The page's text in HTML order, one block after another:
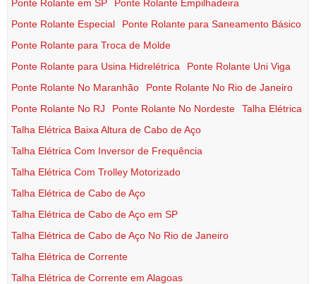
Ponte Rolante em SP
Ponte Rolante Empilhadeira
Ponte Rolante Especial
Ponte Rolante para Saneamento Básico
Ponte Rolante para Troca de Molde
Ponte Rolante para Usina Hidrelétrica
Ponte Rolante Uni Viga
Ponte Rolante No Maranhão
Ponte Rolante No Rio de Janeiro
Ponte Rolante No RJ
Ponte Rolante No Nordeste
Talha Elétrica
Talha Elétrica Baixa Altura de Cabo de Aço
Talha Elétrica Com Inversor de Frequência
Talha Elétrica Com Trolley Motorizado
Talha Elétrica de Cabo de Aço
Talha Elétrica de Cabo de Aço em SP
Talha Elétrica de Cabo de Aço No Rio de Janeiro
Talha Elétrica de Corrente
Talha Elétrica de Corrente em Alagoas